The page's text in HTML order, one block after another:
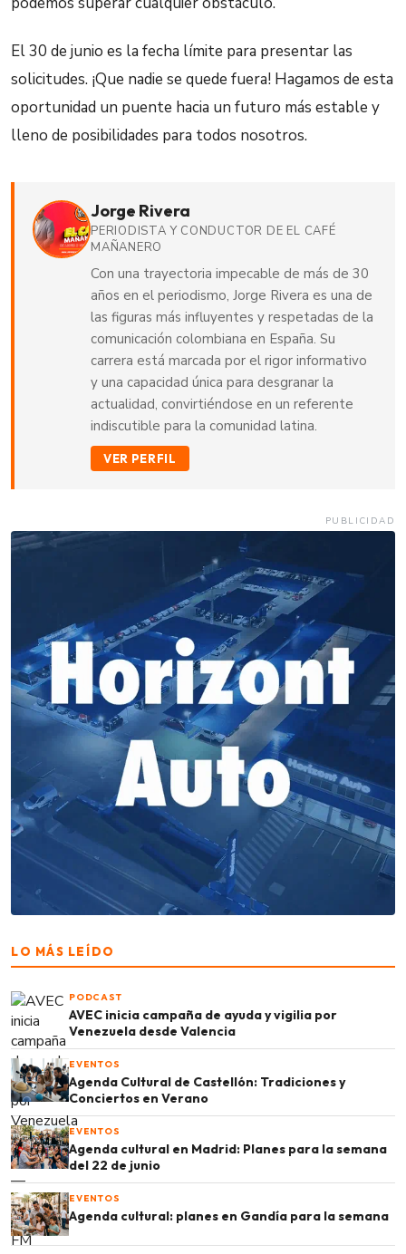
El 30 de junio es la fecha límite para presentar las
solicitudes. ¡Que nadie se quede fuera! Hagamos de esta
oportunidad un puente hacia un futuro más estable y
lleno de posibilidades para todos nosotros.
Jorge Rivera
PERIODISTA Y CONDUCTOR DE EL CAFÉ
MAÑANERO
Con una trayectoria impecable de más de 30
años en el periodismo, Jorge Rivera es una de
las figuras más influyentes y respetadas de la
comunicación colombiana en España. Su
carrera está marcada por el rigor informativo
y una capacidad única para desgranar la
actualidad, convirtiéndose en un referente
indiscutible para la comunidad latina.
VER PERFIL
PUBLICIDAD
LO MÁS LEÍDO
PODCAST
AVEC inicia campaña de ayuda y vigilia por
Venezuela desde Valencia
EVENTOS
Agenda Cultural de Castellón: Tradiciones y
Conciertos en Verano
EVENTOS
Agenda cultural en Madrid: Planes para la semana
del 22 de junio
EVENTOS
Agenda cultural: planes en Gandía para la semana